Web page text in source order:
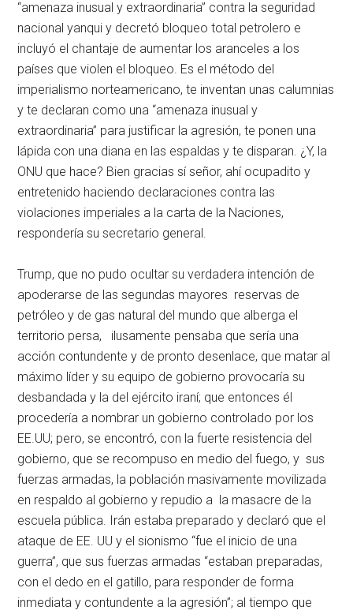
“amenaza inusual y extraordinaria” contra la seguridad
nacional yanqui y decretó bloqueo total petrolero e
incluyó el chantaje de aumentar los aranceles a los
países que violen el bloqueo. Es el método del
imperialismo norteamericano, te inventan unas calumnias
y te declaran como una “amenaza inusual y
extraordinaria” para justificar la agresión, te ponen una
lápida con una diana en las espaldas y te disparan. ¿Y, la
ONU que hace? Bien gracias sí señor, ahí ocupadito y
entretenido haciendo declaraciones contra las
violaciones imperiales a la carta de la Naciones,
respondería su secretario general.
Trump, que no pudo ocultar su verdadera intención de
apoderarse de las segundas mayores reservas de
petróleo y de gas natural del mundo que alberga el
territorio persa, ilusamente pensaba que sería una
acción contundente y de pronto desenlace, que matar al
máximo líder y su equipo de gobierno provocaría su
desbandada y la del ejército iraní; que entonces él
procedería a nombrar un gobierno controlado por los
EE.UU; pero, se encontró, con la fuerte resistencia del
gobierno, que se recompuso en medio del fuego, y sus
fuerzas armadas, la población masivamente movilizada
en respaldo al gobierno y repudio a la masacre de la
escuela pública. Irán estaba preparado y declaró que el
ataque de EE. UU y el sionismo “fue el inicio de una
guerra”, que sus fuerzas armadas “estaban preparadas,
con el dedo en el gatillo, para responder de forma
inmediata y contundente a la agresión”; al tiempo que